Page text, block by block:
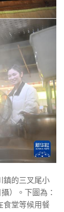
鎮的三叉尾小
）。下圖為：
食堂等候用餐